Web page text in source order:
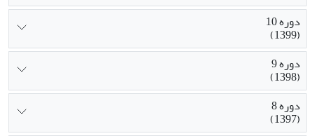
دوره 10
(1399)
دوره 9
(1398)
دوره 8
(1397)